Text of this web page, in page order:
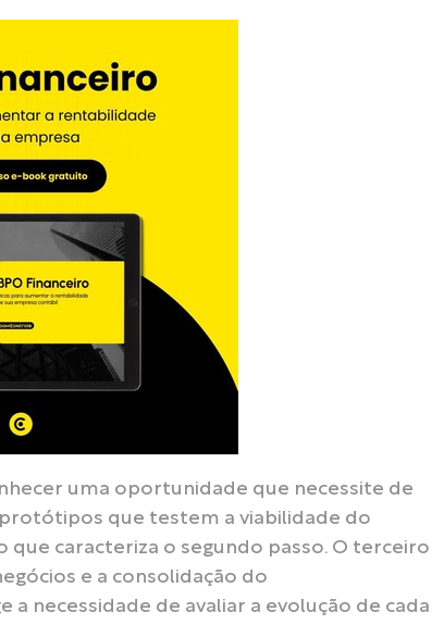
uma oportunidade que necessite de
que testem a viabilidade do
que caracteriza o segundo passo. O terceiro
e a consolidação do
necessidade de avaliar a evolução de cada